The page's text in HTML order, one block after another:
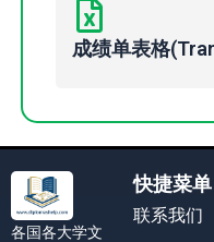
成绩单表格
各国各大学文
快捷菜单
联系我们